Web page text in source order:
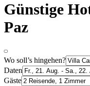
Günstige
Paz
Wo soll’s hingehen?
Daten
Gäste